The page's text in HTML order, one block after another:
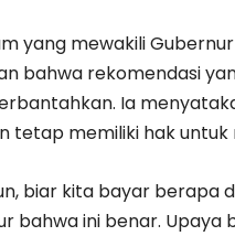
yang mewakili Gubernur
bahwa rekomendasi
Ia
tetap memiliki hak
biar kita bayar berapa
bahwa ini benar.